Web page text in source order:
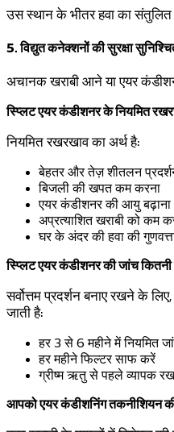
उस स्थान के भीतर हवा का
5. विद्युत कनेक्शनों की सुरक्षा
अचानक खराबी आने या एयर
स्प्लिट एयर कंडीशनर के नियमित
नियमित रखरखाव का अर्थ है:
बेहतर और तेज़ शीतलन
बिजली की खपत कम करना
एयर कंडीशनर की आयु बढ़ाना
अप्रत्याशित खराबी को कम
घर के अंदर की हवा की
स्प्लिट एयर कंडीशनर की जांच कितनी
सर्वोत्तम प्रदर्शन बनाए रखने के
जाती है:
हर 3 से 6 महीने में नियमित
हर महीने फिल्टर साफ करें
ग्रीष्म ऋतु से पहले व्यापक
आपको एयर कंडीशनिंग तकनीशियन